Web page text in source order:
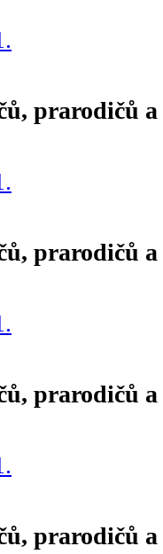
prarodičů a
prarodičů a
prarodičů a
prarodičů a